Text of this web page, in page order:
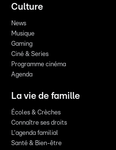
Culture
News
Musique
Gaming
Ciné & Series
Programme cinéma
Agenda
La vie de famille
Écoles & Crèches
Connaître ses droits
L'agenda familial
Santé & Bien-être